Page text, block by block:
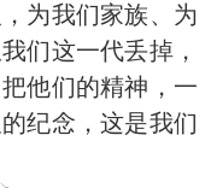
为我们家族、为
们这一代丢掉，
他们的精神，一
纪念，这是我们